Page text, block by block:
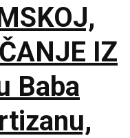
IZ
Baba